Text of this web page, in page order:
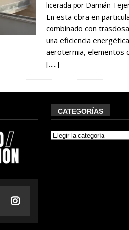
liderada por Damián
En esta obra en
combinado con
una eficiencia
aerotermia, elementos
[…..]
CATEGORÍAS